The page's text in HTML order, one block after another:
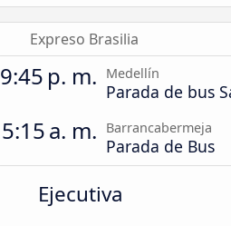
Expreso Brasilia
9:45 p. m. Medellín
Parada de bus
5:15 a. m. Barrancabermeja
Parada de Bus
Ejecutiva